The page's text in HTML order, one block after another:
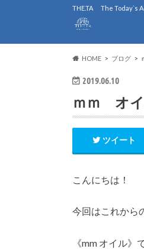
THE.TA The Today`s
HOME ブログ
2019.06.10
ｍｍ オイ
ツイート
こんにちは！
今回はこれから
《mm オイル》